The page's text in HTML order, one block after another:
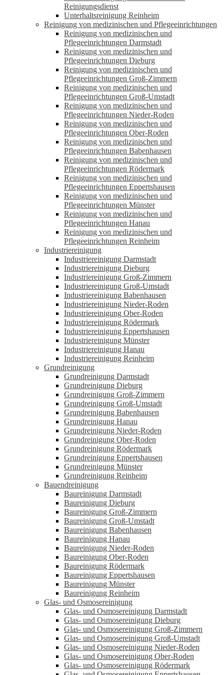
Reinigungsdienst
Unterhaltsreinigung Reinheim
Reinigung von medizinischen und Pflegeeinrichtungen
Reinigung von medizinischen und
Pflegeeinrichtungen Darmstadt
Reinigung von medizinischen und
Pflegeeinrichtungen Dieburg
Reinigung von medizinischen und
Pflegeeinrichtungen Groß-Zimmern
Reinigung von medizinischen und
Pflegeeinrichtungen Groß-Umstadt
Reinigung von medizinischen und
Pflegeeinrichtungen Nieder-Roden
Reinigung von medizinischen und
Pflegeeinrichtungen Ober-Roden
Reinigung von medizinischen und
Pflegeeinrichtungen Babenhausen
Reinigung von medizinischen und
Pflegeeinrichtungen Rödermark
Reinigung von medizinischen und
Pflegeeinrichtungen Eppertshausen
Reinigung von medizinischen und
Pflegeeinrichtungen Münster
Reinigung von medizinischen und
Pflegeeinrichtungen Hanau
Reinigung von medizinischen und
Pflegeeinrichtungen Reinheim
Industriereinigung
Industriereinigung Darmstadt
Industriereinigung Dieburg
Industriereinigung Groß-Zimmern
Industriereinigung Groß-Umstadt
Industriereinigung Babenhausen
Industriereinigung Nieder-Roden
Industriereinigung Ober-Roden
Industriereinigung Rödermark
Industriereinigung Eppertshausen
Industriereinigung Münster
Industriereinigung Hanau
Industriereinigung Reinheim
Grundreinigung
Grundreinigung Darmstadt
Grundreinigung Dieburg
Grundreinigung Groß-Zimmern
Grundreinigung Groß-Umstadt
Grundreinigung Babenhausen
Grundreinigung Hanau
Grundreinigung Nieder-Roden
Grundreinigung Ober-Roden
Grundreinigung Rödermark
Grundreinigung Eppertshausen
Grundreinigung Münster
Grundreinigung Reinheim
Bauendreinigung
Baureinigung Darmstadt
Baureinigung Dieburg
Baureinigung Groß-Zimmern
Baureinigung Groß-Umstadt
Baureinigung Babenhausen
Baureinigung Hanau
Baureinigung Nieder-Roden
Baureinigung Ober-Roden
Baureinigung Rödermark
Baureinigung Eppertshausen
Baureinigung Münster
Baureinigung Reinheim
Glas- und Osmosereinigung
Glas- und Osmosereinigung Darmstadt
Glas- und Osmosereinigung Dieburg
Glas- und Osmosereinigung Groß-Zimmern
Glas- und Osmosereinigung Groß-Umstadt
Glas- und Osmosereinigung Nieder-Roden
Glas- und Osmosereinigung Ober-Roden
Glas- und Osmosereinigung Rödermark